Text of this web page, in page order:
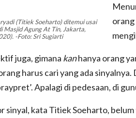
(Titiek Soeharto) ditemui usai
Masjid Agung At Tin, Jakarta,
-Foto: Sri Sugiarti
juga, gimana kanhanya orang
harus cari yang ada
Apalagi di pedesaan, di
sinyal, kata Titiek Soeharto,